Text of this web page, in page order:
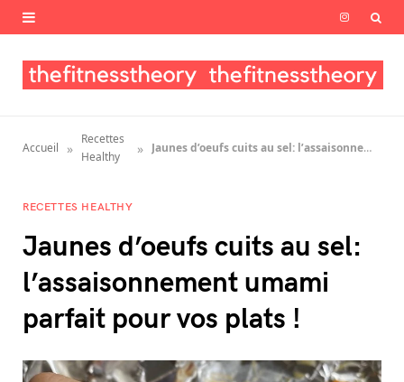
I
s
a
a
Accueil »
Recettes
Healthy
» Jaunes d’oeufs cuits au sel: l’assaisonnement umami parfait pour vos plats !
RECETTES HEALTHY
Jaunes d’oeufs cuits au sel:
l’assaisonnement umami
parfait pour vos plats !